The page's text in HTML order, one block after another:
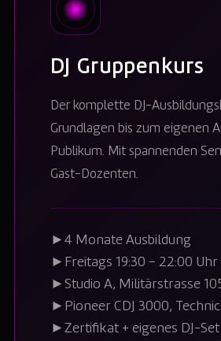
DJ Gruppenkurs
Der komplette DJ-
Grundlagen bis zum eigenen
Publikum. Mit spannenden
Gast-Dozenten.
► 4 Monate Ausbildung
► Freitags 19:30 – 22:00 Uhr
► Studio A, Militärstrasse
► Pioneer CDJ 3000,
► Zertifikat + eigenes DJ-